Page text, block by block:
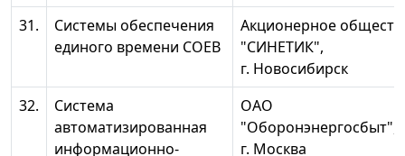
31.
Системы обеспечения
единого времени СОЕВ
Акционерное
"СИНЕТИК",
г. Новосибирск
32.
Система
автоматизированная
информационно-
ОАО
"Оборонэнергосбыт",
г. Москва